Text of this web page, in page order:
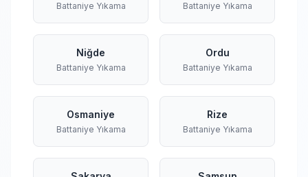
Battaniye Yıkama Battaniye Yıkama
Niğde
Battaniye Yıkama
Ordu
Battaniye Yıkama
Osmaniye
Battaniye Yıkama
Rize
Battaniye Yıkama